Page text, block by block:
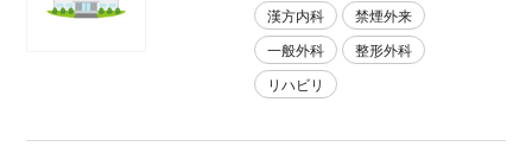
漢方内科
禁煙外来
一般外科
整形外科
リハビリ